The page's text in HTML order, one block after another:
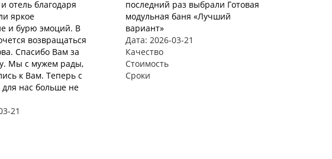
отель благодаря
яркое
и бурю эмоций. В
возвращаться
Спасибо Вам за
Мы с мужем рады,
к Вам. Теперь с
нас больше не
21
последний раз выбрали Готовая
модульная баня «Лучший
вариант»
Дата: 2026-03-21
Качество
Стоимость
Сроки